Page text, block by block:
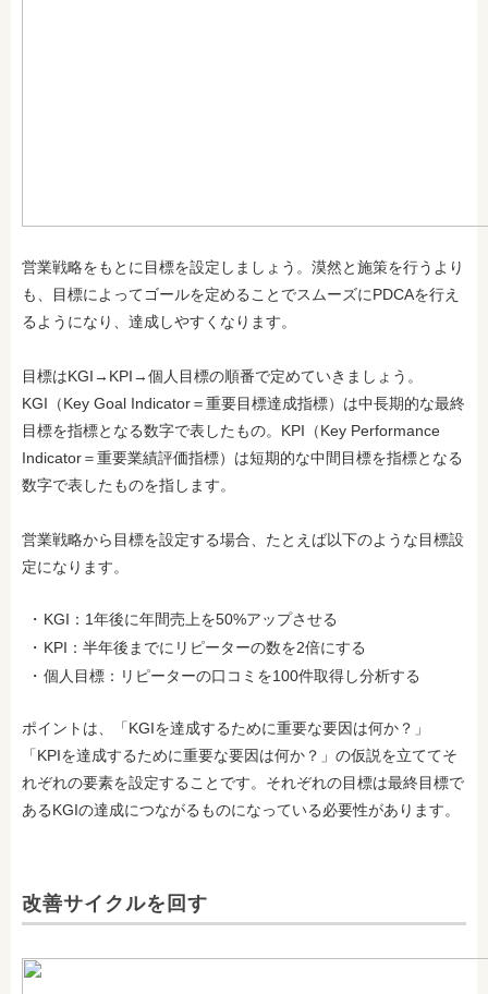
営業戦略をもとに目標を設定しましょう。漠然と施策を行うより
も、目標によってゴールを定めることでスムーズにPDCAを行え
るようになり、達成しやすくなります。
目標はKGI→KPI→個人目標の順番で定めていきましょう。
KGI（Key Goal Indicator＝重要目標達成指標）は中長期的な最終
目標を指標となる数字で表したもの。KPI（Key Performance
Indicator＝重要業績評価指標）は短期的な中間目標を指標となる
数字で表したものを指します。
営業戦略から目標を設定する場合、たとえば以下のような目標設
定になります。
KGI：1年後に年間売上を50%アップさせる
KPI：半年後までにリピーターの数を2倍にする
個人目標：リピーターの口コミを100件取得し分析する
ポイントは、「KGIを達成するために重要な要因は何か？」
「KPIを達成するために重要な要因は何か？」の仮説を立ててそ
れぞれの要素を設定することです。それぞれの目標は最終目標で
あるKGIの達成につながるものになっている必要性があります。
改善サイクルを回す